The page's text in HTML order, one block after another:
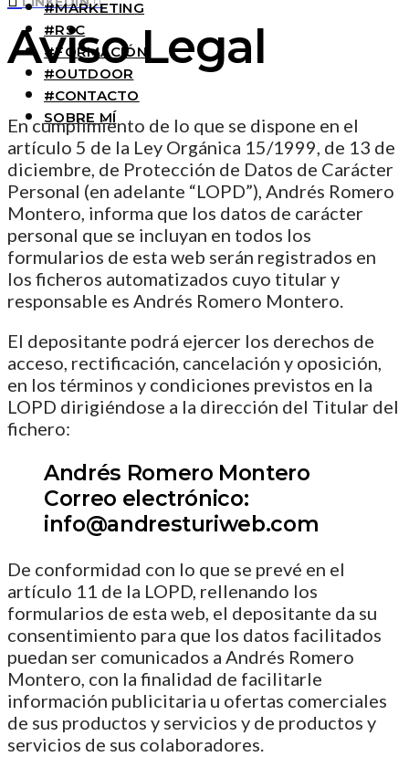
#MARKETING
#RSC
#FORMACIÓN
#OUTDOOR
#CONTACTO
SOBRE MÍ
Aviso Legal
En cumplimiento de lo que se dispone en el
artículo 5 de la Ley Orgánica 15/1999, de 13 de
diciembre, de Protección de Datos de Carácter
Personal (en adelante “LOPD”), Andrés Romero
Montero, informa que los datos de carácter
personal que se incluyan en todos los
formularios de esta web serán registrados en
los ficheros automatizados cuyo titular y
responsable es Andrés Romero Montero.
El depositante podrá ejercer los derechos de
acceso, rectificación, cancelación y oposición,
en los términos y condiciones previstos en la
LOPD dirigiéndose a la dirección del Titular del
fichero:
Andrés Romero Montero
Correo electrónico:
info@andresturiweb.com
De conformidad con lo que se prevé en el
artículo 11 de la LOPD, rellenando los
formularios de esta web, el depositante da su
consentimiento para que los datos facilitados
puedan ser comunicados a Andrés Romero
Montero, con la finalidad de facilitarle
información publicitaria u ofertas comerciales
de sus productos y servicios y de productos y
servicios de sus colaboradores.